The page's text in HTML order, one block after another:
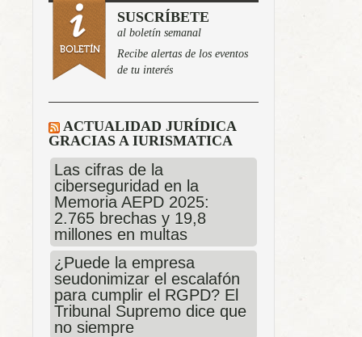
SUSCRÍBETE
al boletín semanal
Recibe alertas de los eventos
de tu interés
ACTUALIDAD JURÍDICA
GRACIAS A IURISMATICA
Las cifras de la
ciberseguridad en la
Memoria AEPD 2025:
2.765 brechas y 19,8
millones en multas
¿Puede la empresa
seudonimizar el escalafón
para cumplir el RGPD? El
Tribunal Supremo dice que
no siempre